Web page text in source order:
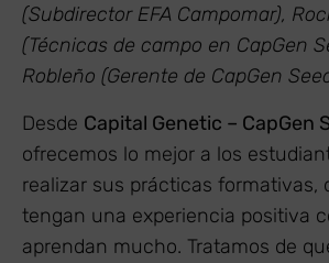
(Subdirector EFA Campomar),
(Técnicas de campo en CapGen
Robleño (Gerente de CapGen
Desde Capital Genetic – CapGen
ofrecemos lo mejor a los
realizar sus prácticas formativas,
tengan una experiencia positiva
aprendan mucho. Tratamos de